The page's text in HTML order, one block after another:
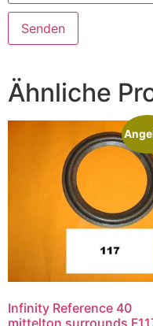
Ähnliche
Infinity Reference 40
mittelton surrounds